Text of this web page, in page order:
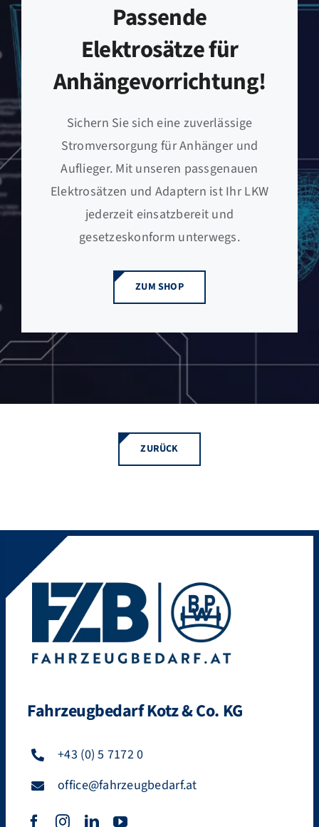
Passende
Elektrosätze für
Anhängevorrichtung!
Sichern Sie sich eine zuverlässige
Stromversorgung für Anhänger und
Auflieger. Mit unseren passgenauen
Elektrosätzen und Adaptern ist Ihr LKW
jederzeit einsatzbereit und
gesetzeskonform unterwegs.
ZUM SHOP
ZURÜCK
Fahrzeugbedarf Kotz & Co. KG
+43 (0) 5 7172 0
office@fahrzeugbedarf.at